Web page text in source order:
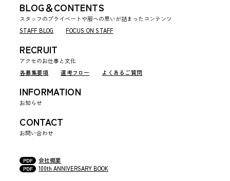
BLOG＆CONTENTS
スタッフのプライベートや服への思いが詰まったコンテンツ
STAFF BLOG
FOCUS ON STAFF
RECRUIT
アクセのお仕事と文化
各募集要項
選考フロー よくあるご質問
INFORMATION
お知らせ
CONTACT
お問い合わせ
会社概要
100th ANNIVERSARY BOOK